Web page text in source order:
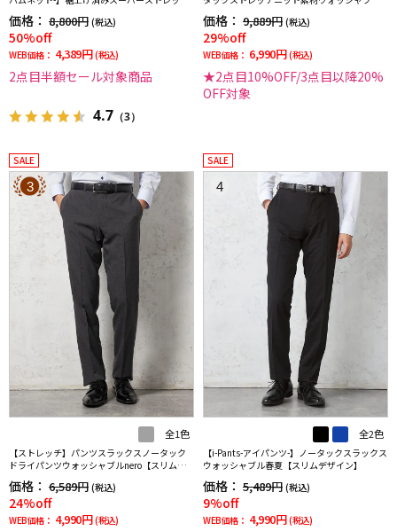
価格： 8,800円 (税込)
50%off
WEB価格： 4,389円 (税込)
2点目半額セール対象商品
4.7 （3）
価格： 9,889円 (税込)
29%off
WEB価格： 6,990円 (税込)
★2点目10%OFF/3点目以降20%
OFF対象
SALE
3
全1色
【ストレッチ】パンツスラックスノータック
ドライパンツウォッシャブルnero【スリムデ
価格： 6,589円 (税込)
24%off
WEB価格： 4,990円 (税込)
SALE
4
全2色
【i-Pants-アイパンツ-】ノータックスラックス
ウォッシャブル春夏【スリムデザイン】
価格： 5,489円 (税込)
9%off
WEB価格： 4,990円 (税込)